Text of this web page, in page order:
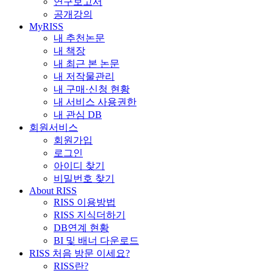
공개강의
MyRISS
내 추천논문
내 책장
내 최근 본 논문
내 저작물관리
내 구매·신청 현황
내 서비스 사용권한
내 관심 DB
회원서비스
회원가입
로그인
아이디 찾기
비밀번호 찾기
About RISS
RISS 이용방법
RISS 지식더하기
DB연계 현황
BI 및 배너 다운로드
RISS 처음 방문 이세요?
RISS란?